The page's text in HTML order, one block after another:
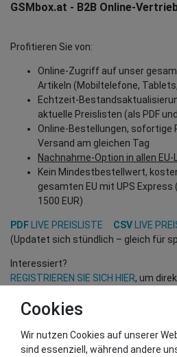
GSMbox.at - B2B Online-
Profitieren Sie von:
Online-Zugriff auf unser
Artikeln (Mobiltelefone,
Echtzeit-
aktuelle Preislisten (als PDF
Online-Bestellungen, sofortige
Versand am gleichen Tag
Nachnahme-Option in allen EU-
Kein Mindestbestellwert,
gesamten EU mit UPS
1500 EUR)
PDF LIVE PREISLISTE CSV
LIVE
(Updatet sich stündlich – gleich für
Interessiert?
REGISTRIEREN SIE SICH HIER, um
(Nur für Wiederverkäufer und B2B
Cookies
Wir nutzen Cookies auf unserer
sind essenziell, während andere